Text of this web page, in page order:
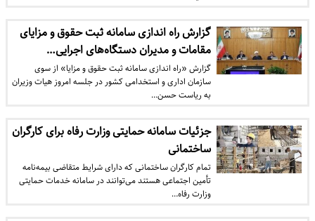
گزارش راه اندازی سامانه ثبت حقوق و مزایای
مقامات و مدیران دستگاه‌های اجرایی…
گزارش «راه اندازی سامانه ثبت حقوق و مزایا» از سوی
سازمان اداری و استخدامی کشور در جلسه امروز هیات وزیران
به ریاست حسن…
جزئیات سامانه حمایتی وزارت رفاه برای کارگران
ساختمانی
تمام کارگران ساختمانی که دارای شرایط متقاضی بیمه‌نامه
تأمین اجتماعی هستند می‌توانند در سامانه خدمات حمایتی
وزارت رفاه…